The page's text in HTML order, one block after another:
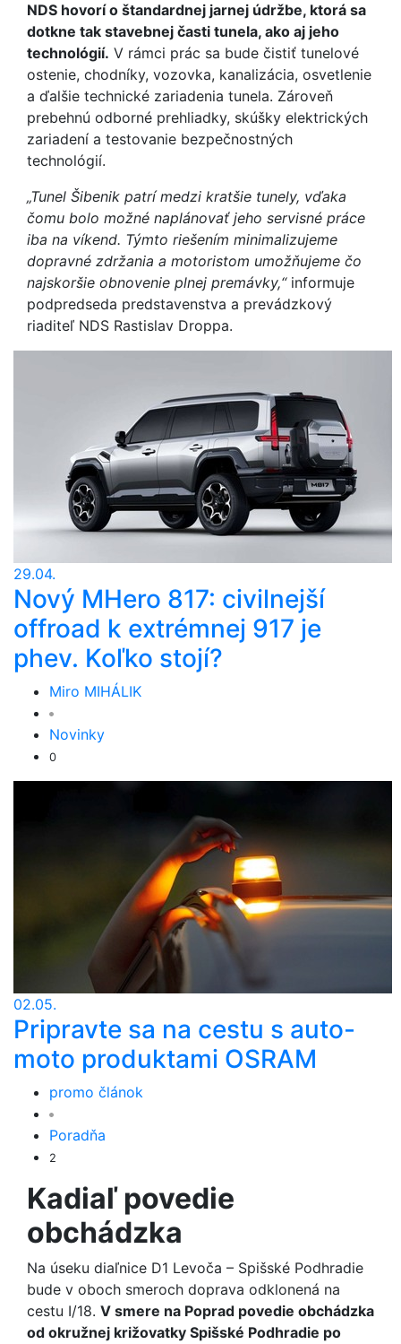
NDS hovorí o štandardnej jarnej údržbe, ktorá sa
dotkne tak stavebnej časti tunela, ako aj jeho
technológií. V rámci prác sa bude čistiť tunelové
ostenie, chodníky, vozovka, kanalizácia, osvetlenie
a ďalšie technické zariadenia tunela. Zároveň
prebehnú odborné prehliadky, skúšky elektrických
zariadení a testovanie bezpečnostných
technológií.
„Tunel Šibenik patrí medzi kratšie tunely, vďaka
čomu bolo možné naplánovať jeho servisné práce
iba na víkend. Týmto riešením minimalizujeme
dopravné zdržania a motoristom umožňujeme čo
najskoršie obnovenie plnej premávky,“informuje
podpredseda predstavenstva a prevádzkový
riaditeľ NDS Rastislav Droppa.
29.04.
Nový MHero 817: civilnejší
offroad k extrémnej 917 je
phev. Koľko stojí?
Miro MIHÁLIK
Novinky
0
02.05.
Pripravte sa na cestu s auto-
moto produktami OSRAM
promo článok
Poradňa
2
Kadiaľ povedie
obchádzka
Na úseku diaľnice D1 Levoča – Spišské Podhradie
bude v oboch smeroch doprava odklonená na
cestu I/18. V smere na Poprad povedie obchádzka
od okružnej križovatky Spišské Podhradie po